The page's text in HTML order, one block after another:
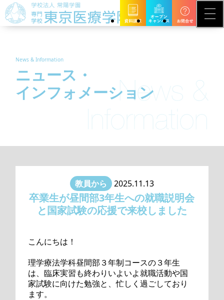
News & Information
ニュース・
インフォメーション
教員から 2025.11.13
卒業生が昼間部3年生への就職説明会
と国家試験の応援で来校しました
こんにちは！
理学療法学科昼間部３年制コースの３年生
は、臨床実習も終わりいよいよ就職活動や国
家試験に向けた勉強と、忙しく過ごしており
ます。